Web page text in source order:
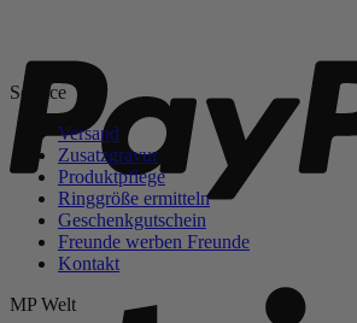
gewählt
werden
Varianten
auf.
Die
Optionen
können
auf
Produktseite
gewählt
werden
Service
Versand
Zusatzgravur
Produktpflege
Ringgröße ermitteln
Geschenkgutschein
Freunde werben Freunde
Kontakt
MP Welt